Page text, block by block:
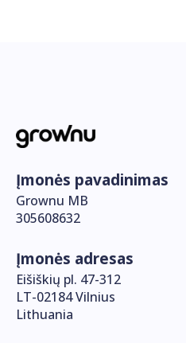
Įmonės pavadinimas
Grownu MB
305608632
Įmonės adresas
Eišiškių pl. 47-312
LT-02184 Vilnius
Lithuania